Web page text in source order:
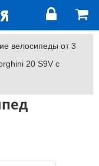
велосипеды от 3
20 S9V с